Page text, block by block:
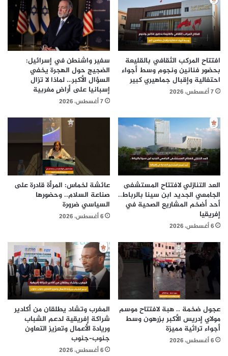
افتتاح المركب الثقافي بالقليعة
بحضور فنانين ونجوم وسط أجواء
احتفالية وإقبال جماهيري كبير
7 أغسطس، 2026
سفير واشنطن في إسرائيل:
الضجيج حول الهجرة يخفي
السؤال الأكبر… لماذا لا تزال
إسبانيا على أراضٍ مغربية
7 أغسطس، 2026
العد التنازلي لافتتاح المستشفى
الجامعي الجديد ابن سينا بالرباط..
أحد أضخم المشاريع الصحية في
إفريقيا
6 أغسطس، 2026
عائشة لخماس: المرأة قادرة على
صناعة السلام.. وحضورها
السياسي ضرورة
6 أغسطس، 2026
عجول ضخمة .. هبة لافتتاح موسم
مولاي إدريس الأكبر بزرهون وسط
أجواء تراثية مميزة
6 أغسطس، 2026
المغرب وتشاد يطلقان من أكادير
شراكة إفريقية لدعم الشباب
وريادة الأعمال وتعزيز التعاون
جنوب–جنوب
6 أغسطس، 2026